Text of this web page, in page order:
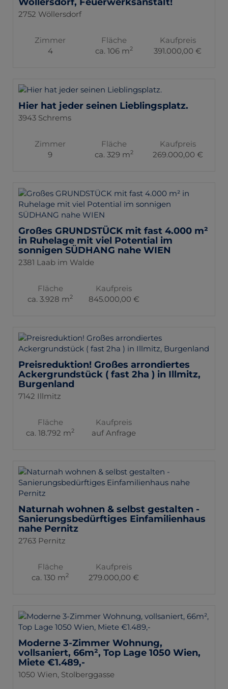
2752 Wöllersdorf
Zimmer
4
Fläche
ca. 106 m2
Kaufpreis
391.000,00 €
Hier hat jeder seinen Lieblingsplatz.
3943 Schrems
Zimmer
9
Fläche
ca. 329 m2
Kaufpreis
269.000,00 €
Großes GRUNDSTÜCK mit fast 4.000 m²
in Ruhelage mit viel Potential im
sonnigen SÜDHANG nahe WIEN
2381 Laab im Walde
Fläche
ca. 3.928 m2
Kaufpreis
845.000,00 €
Preisreduktion! Großes arrondiertes
Ackergrundstück ( fast 2ha ) in Illmitz,
Burgenland
7142 Illmitz
Fläche
ca. 18.792 m2
Kaufpreis
auf Anfrage
Naturnah wohnen & selbst gestalten -
Sanierungsbedürftiges Einfamilienhaus
nahe Pernitz
2763 Pernitz
Fläche
ca. 130 m2
Kaufpreis
279.000,00 €
Moderne 3-Zimmer Wohnung,
vollsaniert, 66m², Top Lage 1050 Wien,
Miete €1.489,-
1050 Wien, Stolberggasse